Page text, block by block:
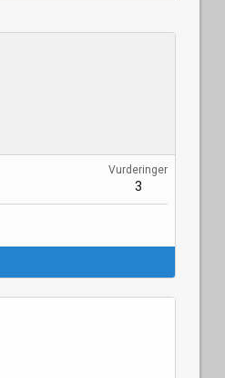
Vurderinger
3